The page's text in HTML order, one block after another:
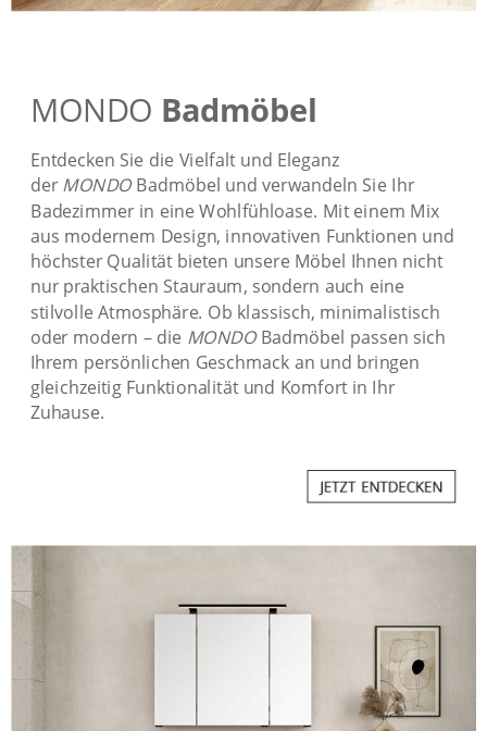
MONDO Badmöbel
Entdecken Sie die Vielfalt und Eleganz
derMONDOBadmöbel und verwandeln Sie Ihr
Badezimmer in eine Wohlfühloase. Mit einem Mix
aus modernem Design, innovativen Funktionen und
höchster Qualität bieten unsere Möbel Ihnen nicht
nur praktischen Stauraum, sondern auch eine
stilvolle Atmosphäre. Ob klassisch, minimalistisch
oder modern – die MONDOBadmöbel passen sich
Ihrem persönlichen Geschmack an und bringen
gleichzeitig Funktionalität und Komfort in Ihr
Zuhause.